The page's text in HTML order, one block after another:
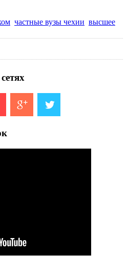
частные вузы чехии высшее